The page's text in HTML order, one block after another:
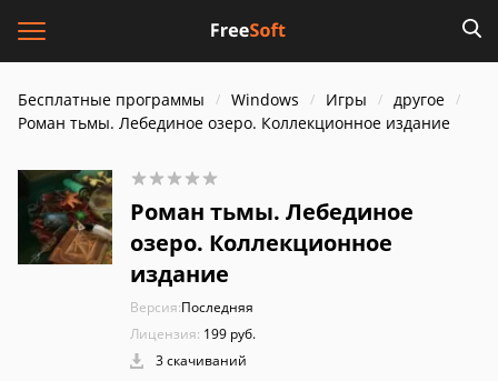
Бесплатные программы Windows Игры
другое
Роман тьмы. Лебединое озеро. Коллекционное издание
Роман тьмы. Лебединое
озеро. Коллекционное
издание
Версия:Последняя
Лицензия: 199 руб.
3 скачиваний